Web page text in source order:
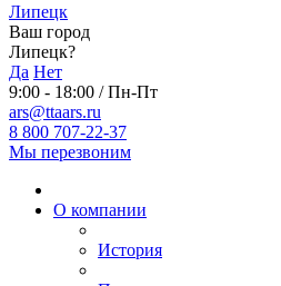
Липецк
Ваш город
Липецк?
Да Нет
9:00 - 18:00 / Пн-Пт
ars@ttaars.ru
8 800 707-22-37
Мы перезвоним
О компании
История